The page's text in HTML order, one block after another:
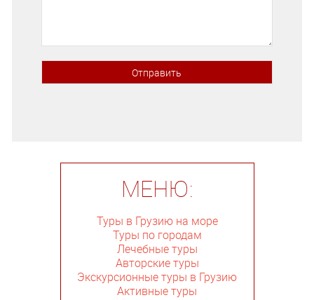
МЕНЮ:
Туры в Грузию на море
Туры по городам
Лечебные туры
Авторские туры
Экскурсионные туры в Грузию
Активные туры